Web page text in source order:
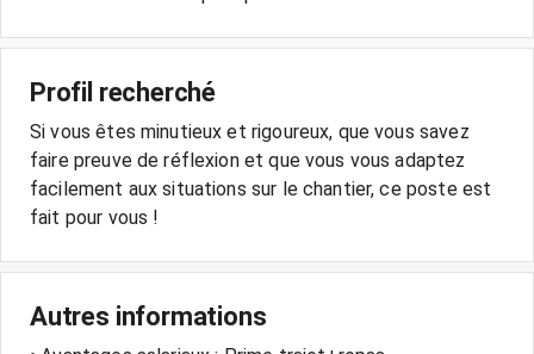
Profil recherché
Si vous êtes minutieux et rigoureux, que vous savez
faire preuve de réflexion et que vous vous adaptez
facilement aux situations sur le chantier, ce poste est
fait pour vous !
Autres informations